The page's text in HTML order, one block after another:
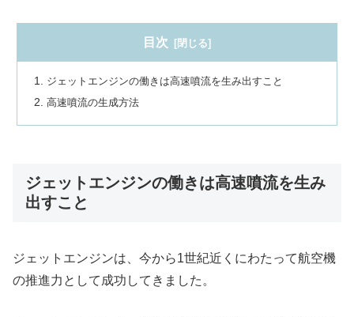
目次
ジェットエンジンの働きは高速噴流を生み出すこと
高速噴流の生成方法
ジェットエンジンの働きは高速噴流を生み
出すこと
ジェットエンジンは、今から1世紀近くにわたって航空機
の推進力として成功してきました。